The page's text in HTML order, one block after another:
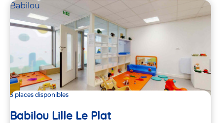
Babilou
3 places disponibles
Babilou Lille Le Plat